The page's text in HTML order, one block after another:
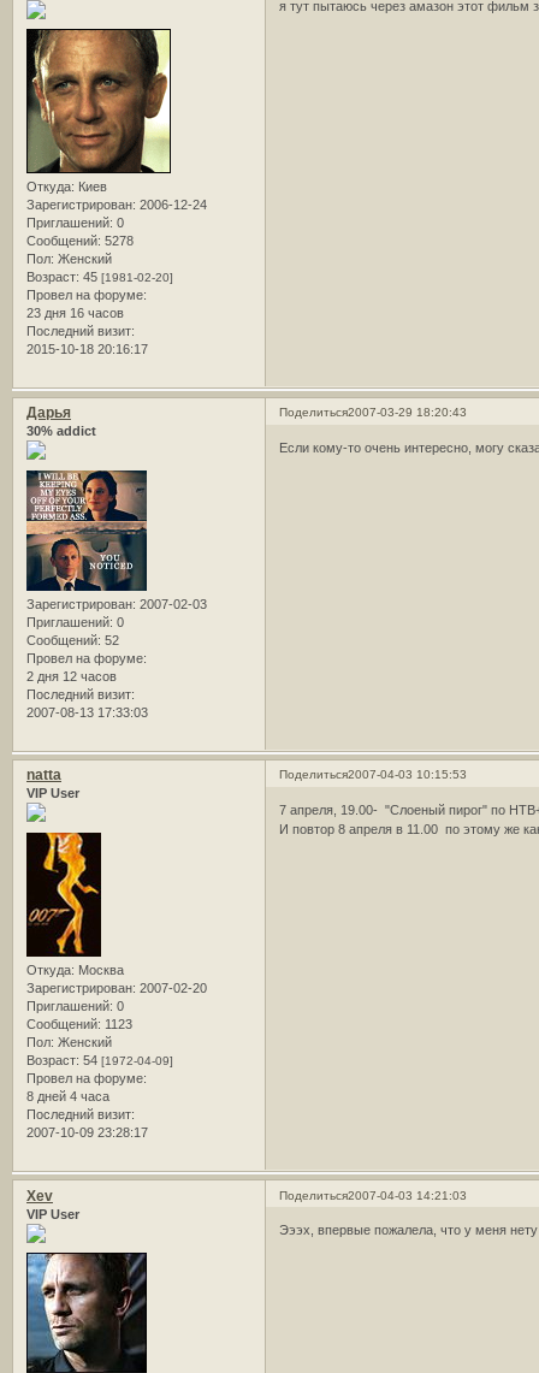
Откуда: Киев
Зарегистрирован: 2006-12-24
Приглашений: 0
Сообщений: 5278
Пол: Женский
Возраст: 45 [1981-02-20]
Провел на форуме:
23 дня 16 часов
Последний визит:
2015-10-18 20:16:17
я тут пытаюсь через амазон этот фильм
Поделиться2007-03-29 18:20:43
Дарья
30% addict
Зарегистрирован: 2007-02-03
Приглашений: 0
Сообщений: 52
Провел на форуме:
2 дня 12 часов
Последний визит:
2007-08-13 17:33:03
Если кому-то очень интересно, могу
Поделиться2007-04-03 10:15:53
natta
VIP User
Откуда: Москва
Зарегистрирован: 2007-02-20
Приглашений: 0
Сообщений: 1123
Пол: Женский
Возраст: 54 [1972-04-09]
Провел на форуме:
8 дней 4 часа
Последний визит:
2007-10-09 23:28:17
7 апреля, 19.00- "Слоеный пирог" по
И повтор 8 апреля в 11.00 по этому же
Поделиться2007-04-03 14:21:03
Xev
VIP User
Эээх, впервые пожалела, что у меня